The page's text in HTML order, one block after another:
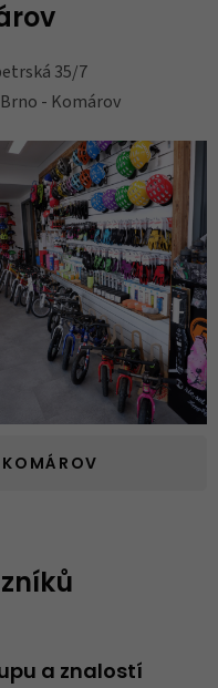
35/7
Brno - Komárov
a znalostí